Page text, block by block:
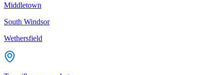
Middletown
South Windsor
Wethersfield